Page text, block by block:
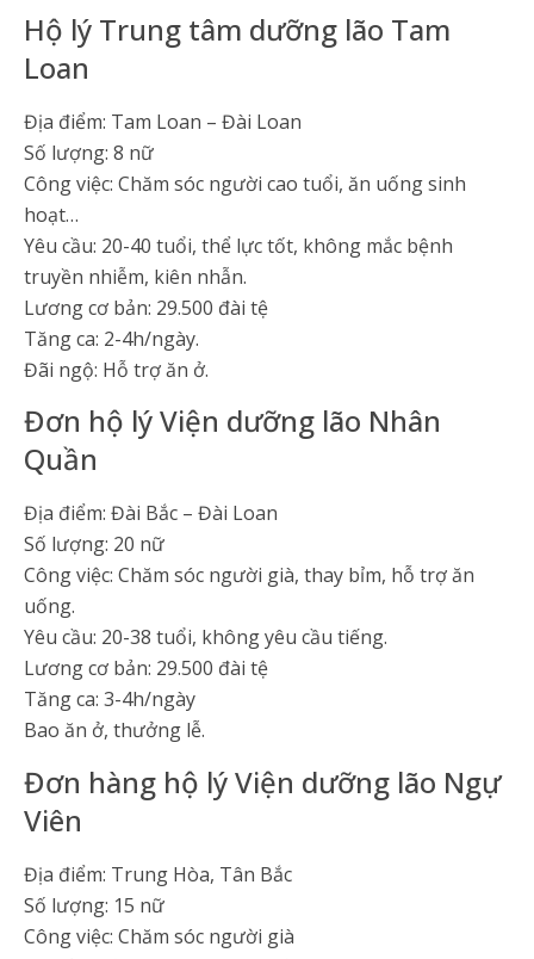
Hộ lý Trung tâm dưỡng lão Tam
Loan
Địa điểm: Tam Loan – Đài Loan
Số lượng: 8 nữ
Công việc: Chăm sóc người cao tuổi, ăn uống sinh
hoạt…
Yêu cầu: 20-40 tuổi, thể lực tốt, không mắc bệnh
truyền nhiễm, kiên nhẫn.
Lương cơ bản: 29.500 đài tệ
Tăng ca: 2-4h/ngày.
Đãi ngộ: Hỗ trợ ăn ở.
Đơn hộ lý Viện dưỡng lão Nhân
Quần
Địa điểm: Đài Bắc – Đài Loan
Số lượng: 20 nữ
Công việc: Chăm sóc người già, thay bỉm, hỗ trợ ăn
uống.
Yêu cầu: 20-38 tuổi, không yêu cầu tiếng.
Lương cơ bản: 29.500 đài tệ
Tăng ca: 3-4h/ngày
Bao ăn ở, thưởng lễ.
Đơn hàng hộ lý Viện dưỡng lão Ngự
Viên
Địa điểm: Trung Hòa, Tân Bắc
Số lượng: 15 nữ
Công việc: Chăm sóc người già